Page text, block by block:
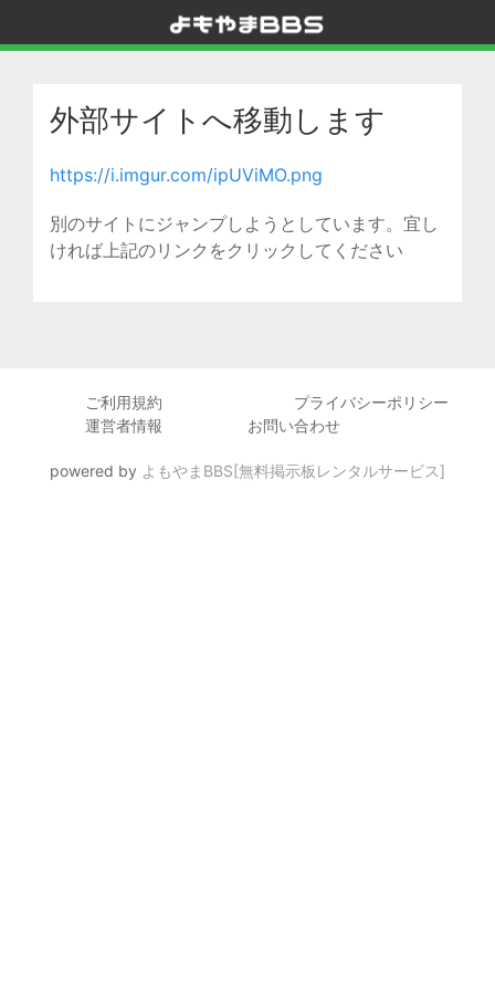
外部サイトへ移動します
https://i.imgur.com/ipUViMO.png
別のサイトにジャンプしようとしています。宜し
ければ上記のリンクをクリックしてください
ご利用規約
プライバシーポリシー
運営者情報
お問い合わせ
powered by よもやまBBS[無料掲示板レンタルサービス]